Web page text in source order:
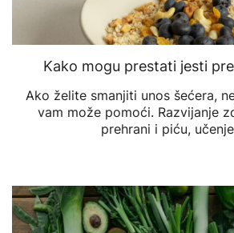
Kako mogu prestati jesti
Ako želite smanjiti unos šećera,
vam može pomoći. Razvijanje
prehrani i piću,